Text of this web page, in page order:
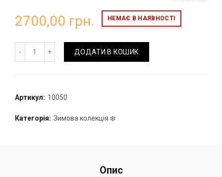
2700,00 грн. НЕМАЄ В НАЯВНОСТІ
Зимовий букет №3 кількість
ДОДАТИ В КОШИК
Артикул: 10050
Категорія: Зимова колекція ❄️
Опис